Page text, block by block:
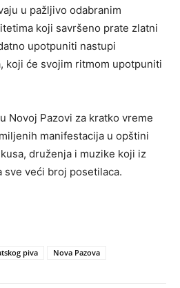
u pažljivo odabranim
koji savršeno prate zlatni
upotpuniti nastupi
koji će svojim ritmom upotpuniti
Novoj Pazovi za kratko vreme
manifestacija u opštini
druženja i muzike koji iz
veći broj posetilaca.
piva Nova Pazova